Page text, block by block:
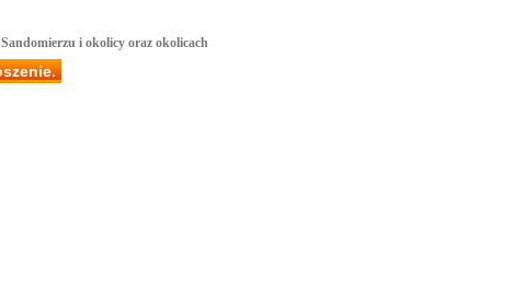
i okolicy oraz okolicach